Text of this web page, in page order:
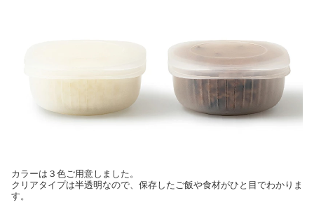
カラーは３色ご用意しました。
クリアタイプは半透明なので、保存したご飯や食材がひと目でわかりま
す。